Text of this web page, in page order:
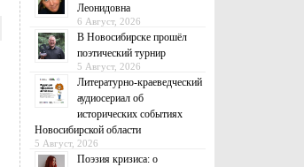
Леонидовна
6 Август, 2026
В Новосибирске прошёл
поэтический турнир
5 Август, 2026
Литературно-краеведческий
аудиосериал об
исторических событиях
Новосибирской области
5 Август, 2026
Поэзия кризиса: о